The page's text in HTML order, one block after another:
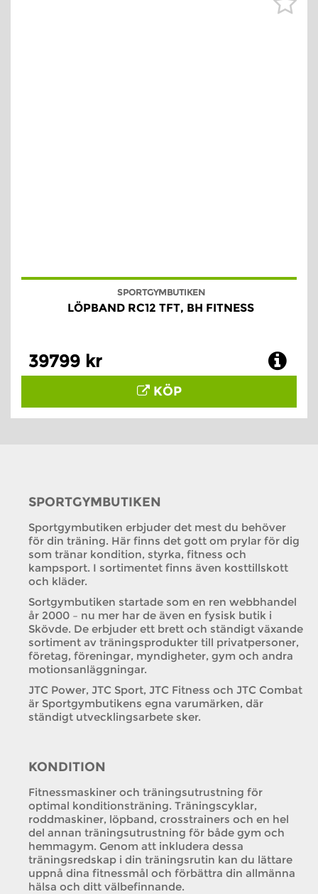
SPORTGYMBUTIKEN
LÖPBAND RC12 TFT, BH FITNESS
39799 kr
KÖP
SPORTGYMBUTIKEN
Sportgymbutiken erbjuder det mest du behöver
för din träning. Här finns det gott om prylar för dig
som tränar kondition, styrka, fitness och
kampsport. I sortimentet finns även kosttillskott
och kläder.
Sortgymbutiken startade som en ren webbhandel
år 2000 – nu mer har de även en fysisk butik i
Skövde. De erbjuder ett brett och ständigt växande
sortiment av träningsprodukter till privatpersoner,
företag, föreningar, myndigheter, gym och andra
motionsanläggningar.
JTC Power, JTC Sport, JTC Fitness och JTC Combat
är Sportgymbutikens egna varumärken, där
ständigt utvecklingsarbete sker.
KONDITION
Fitnessmaskiner och träningsutrustning för
optimal konditionsträning. Träningscyklar,
roddmaskiner, löpband, crosstrainers och en hel
del annan träningsutrustning för både gym och
hemmagym. Genom att inkludera dessa
träningsredskap i din träningsrutin kan du lättare
uppnå dina fitnessmål och förbättra din allmänna
hälsa och ditt välbefinnande.